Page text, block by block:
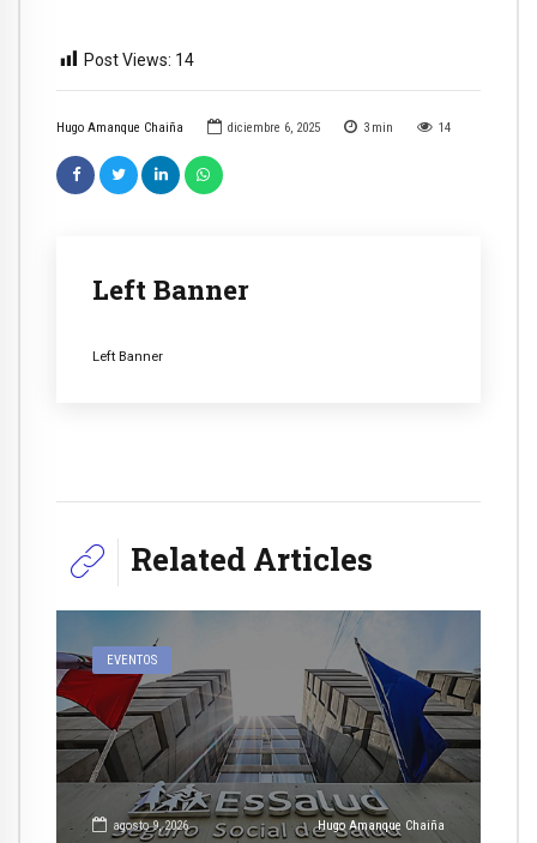
Hugo Amanque Chaiña diciembre 6, 2025 3 min 14
Left Banner
Left Banner
Post Views: 14
Related Articles
EVENTOS
agosto 9, 2026 Hugo Amanque Chaiña